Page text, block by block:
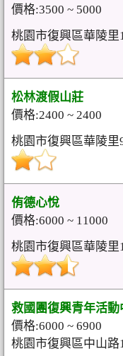
價格:3500 ~ 5000
桃園市復興區華陵里
松林渡假山莊
價格:2400 ~ 2400
桃園市復興區華陵里
侑德心悅
價格:6000 ~ 11000
桃園市復興區華陵里
救國團復興青年活動
價格:6000 ~ 6900
桃園市復興區中山路